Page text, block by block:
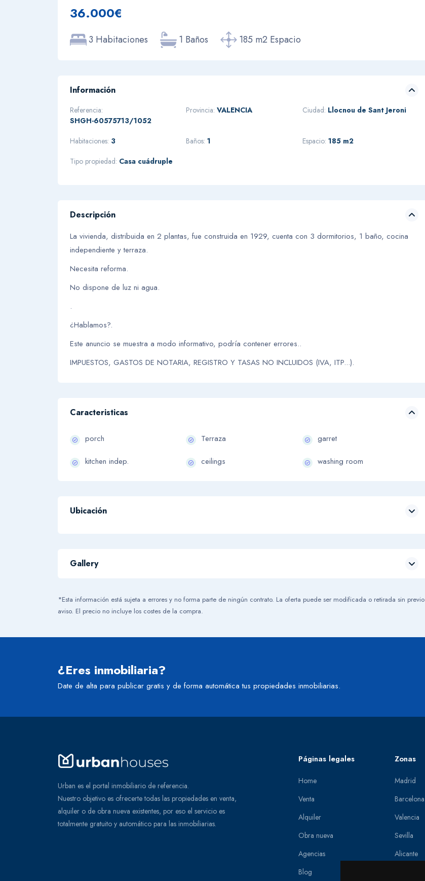
36.000€
3 Habitaciones 1 Baños 185 m2 Espacio
Información
Referencia:
SHGH-60575713/1052
Provincia:VALENCIA Ciudad: Llocnou de Sant Jeroni
Habitaciones: 3 Baños:1 Espacio: 185 m2
Tipo propiedad: Casa cuádruple
Descripción
La vivienda, distribuida en 2 plantas, fue construida en 1929, cuenta con 3 dormitorios, 1 baño, cocina
independiente y terraza.
Necesita reforma.
No dispone de luz ni agua.
.
¿Hablamos?.
Este anuncio se muestra a modo informativo, podría contener errores..
IMPUESTOS, GASTOS DE NOTARIA, REGISTRO Y TASAS NO INCLUIDOS (IVA, ITP...).
Caracteristicas
porch Terraza garret
kitchen indep. ceilings washing room
Ubicación
Gallery
*Esta información está sujeta a errores y no forma parte de ningún contrato. La oferta puede ser modificada o retirada sin previo
aviso. El precio no incluye los costes de la compra.
¿Eres inmobiliaria?
Date de alta para publicar gratis y de forma automática tus propiedades inmobiliarias.
Urban es el portal inmobiliario de referencia.
Nuestro objetivo es ofrecerte todas las propiedades en venta,
alquiler o de obra nueva existentes, por eso el servicio es
totalmente gratuito y automático para las inmobiliarias.
Páginas legales
Home
Venta
Alquiler
Obra nueva
Agencias
Blog
Zonas
Madrid
Barcelona
Valencia
Sevilla
Alicante